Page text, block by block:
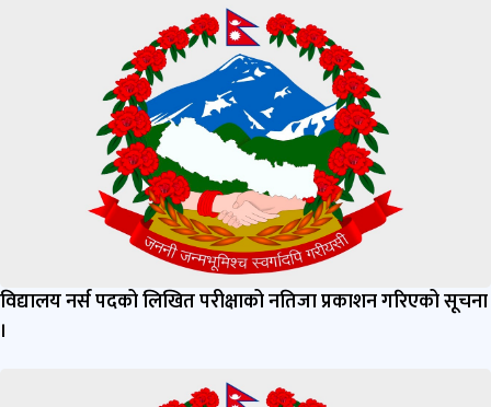
विद्यालय नर्स पदको लिखित परीक्षाको नतिजा प्रकाशन गरिएको सूचना
।